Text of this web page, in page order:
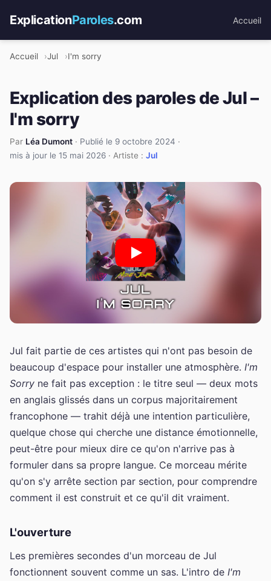
ExplicationParoles.com Accueil
Accueil Jul I'm sorry
Explication des paroles de Jul –
I'm sorry
Par Léa Dumont · Publié le 9 octobre 2024 ·
mis à jour le 15 mai 2026 · Artiste : Jul
Jul fait partie de ces artistes qui n'ont pas besoin de
beaucoup d'espace pour installer une atmosphère. I'm
Sorry ne fait pas exception : le titre seul — deux mots
en anglais glissés dans un corpus majoritairement
francophone — trahit déjà une intention particulière,
quelque chose qui cherche une distance émotionnelle,
peut-être pour mieux dire ce qu'on n'arrive pas à
formuler dans sa propre langue. Ce morceau mérite
qu'on s'y arrête section par section, pour comprendre
comment il est construit et ce qu'il dit vraiment.
L'ouverture
Les premières secondes d'un morceau de Jul
fonctionnent souvent comme un sas. L'intro de I'm